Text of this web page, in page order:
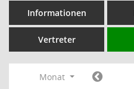
Informationen
Vertreter
Monat